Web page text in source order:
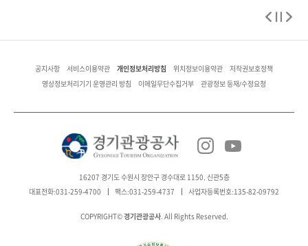
공지사항 서비스이용약관 개인정보처리방침 위치정보이용약관 저작권보호정책
영상정보처리기기 운영관리 방침 이메일무단수집거부 관광정보 등재/수정요청
16207 경기도 수원시 장안구 경수대로 1150, 신관5층
대표전화:031-259-4700 팩스:031-259-4737 사업자등록번호:135-82-09792
COPYRIGHT© 경기관광공사. All Rights Reserved.